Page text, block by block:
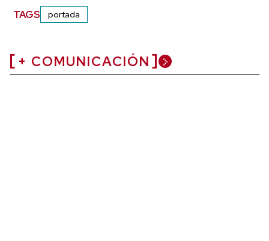
TAGS portada
+ COMUNICACIÓN